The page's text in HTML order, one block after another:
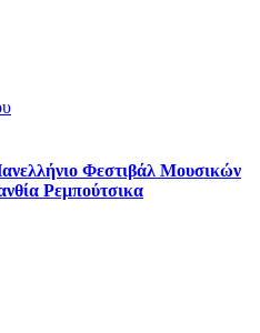
Φεστιβάλ Μουσικών
Ρεμπούτσικα